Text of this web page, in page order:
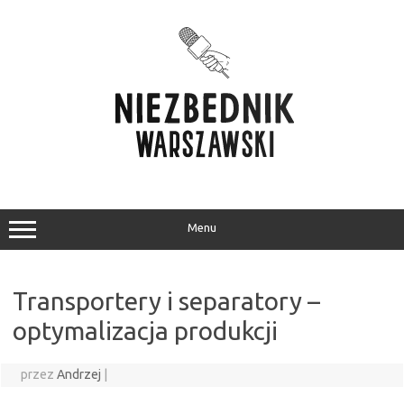
Menu
Transportery i separatory –
optymalizacja produkcji
przez Andrzej